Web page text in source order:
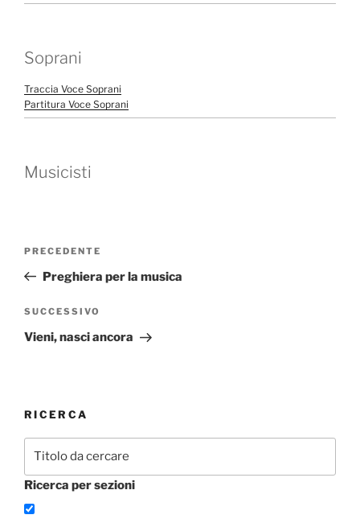
Soprani
Traccia Voce Soprani
Partitura Voce Soprani
Musicisti
Articolo
precedente:
PRECEDENTE
Preghiera per la musica
Articolo
successivo
SUCCESSIVO
Vieni, nasci ancora
RICERCA
Ricerca per sezioni